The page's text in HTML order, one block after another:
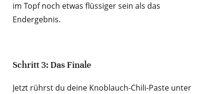
im Topf noch etwas flüssiger sein als das
Endergebnis.
Schritt 3: Das Finale
Jetzt rührst du deine Knoblauch-Chili-Paste unter